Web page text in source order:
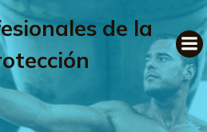
de la